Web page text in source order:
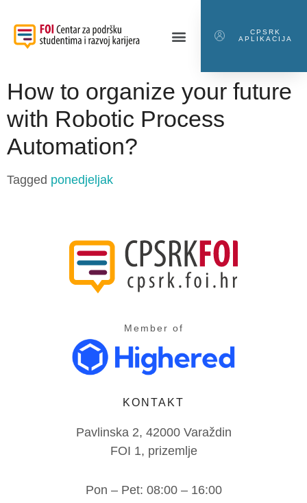
CPSRK
APLIKACIJA
How to organize your future
with Robotic Process
Automation?
Tagged ponedjeljak
Member of
KONTAKT
Pavlinska 2, 42000 Varaždin
FOI 1, prizemlje
Pon – Pet: 08:00 – 16:00